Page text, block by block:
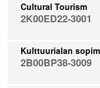
Cultural Tourism
2K00ED22-3001
Kulttuurialan
2B00BP38-3009